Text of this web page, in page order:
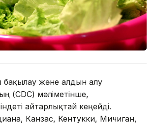
бақылау және алдын алу
(CDC) мәліметінше,
айтарлықтай кеңейді.
Канзас, Кентукки, Мичиган,